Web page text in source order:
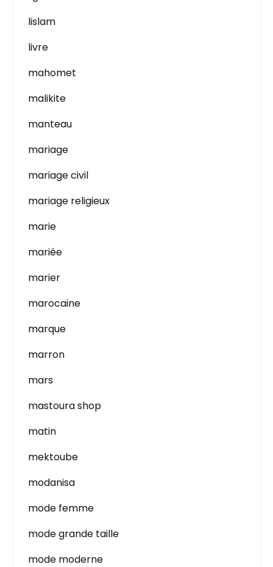
lislam
livre
mahomet
malikite
manteau
mariage
mariage civil
mariage religieux
marie
mariée
marier
marocaine
marque
marron
mars
mastoura shop
matin
mektoube
modanisa
mode femme
mode grande taille
mode moderne